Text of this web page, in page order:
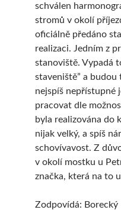
schválen
stromů v okolí
oficiálně předáno
realizaci. Jedním z
stanoviště. Vypadá
staveniště” a
nejspíš nepřístupné
pracovat dle
byla realizována do
nijak velký, a spíš
schovívavost. Z
v okolí mostku u
značka, která na to
Zodpovídá: Borecký